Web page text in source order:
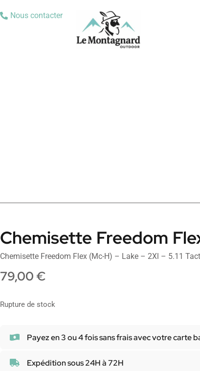
Nous contacter
Chemisette Freedom
Chemisette Freedom Flex (Mc-H) – Lake – 2Xl – 5.11
79,00 €
Rupture de stock
Payez en 3 ou 4 fois sans frais avec votre carte
Expédition sous 24H à 72H